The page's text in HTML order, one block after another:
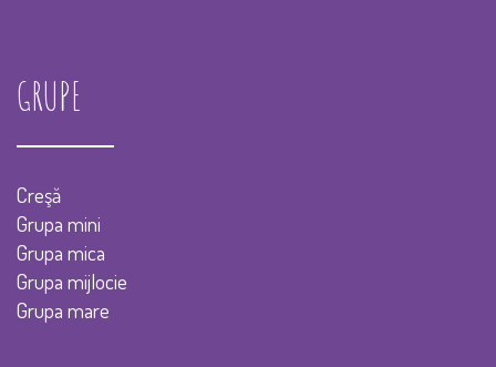
GRUPE
Creşă
Grupa mini
Grupa mica
Grupa mijlocie
Grupa mare